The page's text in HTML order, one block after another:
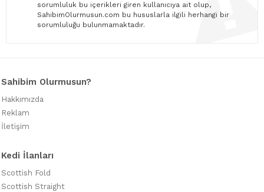
sorumluluk bu içerikleri giren kullanıcıya ait olup,
SahibimOlurmusun.com bu hususlarla ilgili herhangi bir
sorumluluğu bulunmamaktadır.
Sahibim Olurmusun?
Hakkımızda
Reklam
İletişim
Kedi İlanları
Scottish Fold
Scottish Straight